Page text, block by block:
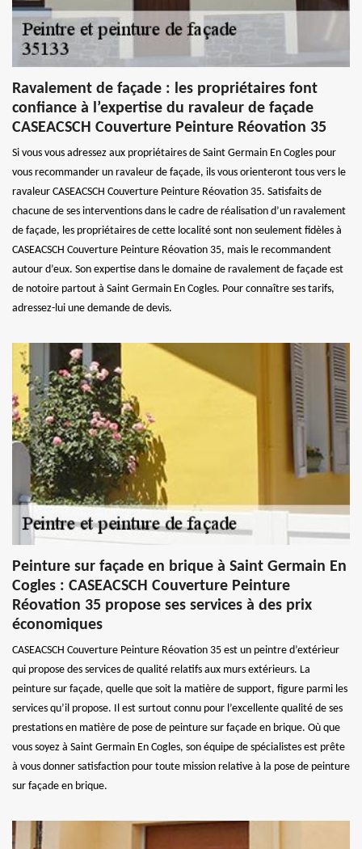
Ravalement de façade : les propriétaires font
confiance à l’expertise du ravaleur de façade
CASEACSCH Couverture Peinture Réovation 35
Si vous vous adressez aux propriétaires de Saint Germain En Cogles pour
vous recommander un ravaleur de façade, ils vous orienteront tous vers le
ravaleur CASEACSCH Couverture Peinture Réovation 35. Satisfaits de
chacune de ses interventions dans le cadre de réalisation d’un ravalement
de façade, les propriétaires de cette localité sont non seulement fidèles à
CASEACSCH Couverture Peinture Réovation 35, mais le recommandent
autour d’eux. Son expertise dans le domaine de ravalement de façade est
de notoire partout à Saint Germain En Cogles. Pour connaître ses tarifs,
adressez-lui une demande de devis.
Peinture sur façade en brique à Saint Germain En
Cogles : CASEACSCH Couverture Peinture
Réovation 35 propose ses services à des prix
économiques
CASEACSCH Couverture Peinture Réovation 35 est un peintre d’extérieur
qui propose des services de qualité relatifs aux murs extérieurs. La
peinture sur façade, quelle que soit la matière de support, figure parmi les
services qu’il propose. Il est surtout connu pour l’excellente qualité de ses
prestations en matière de pose de peinture sur façade en brique. Où que
vous soyez à Saint Germain En Cogles, son équipe de spécialistes est prête
à vous donner satisfaction pour toute mission relative à la pose de peinture
sur façade en brique.